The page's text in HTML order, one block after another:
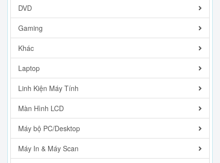
DVD
Gaming
Khác
Laptop
Linh Kiện Máy Tính
Màn Hình LCD
Máy bộ PC/Desktop
Máy In & Máy Scan